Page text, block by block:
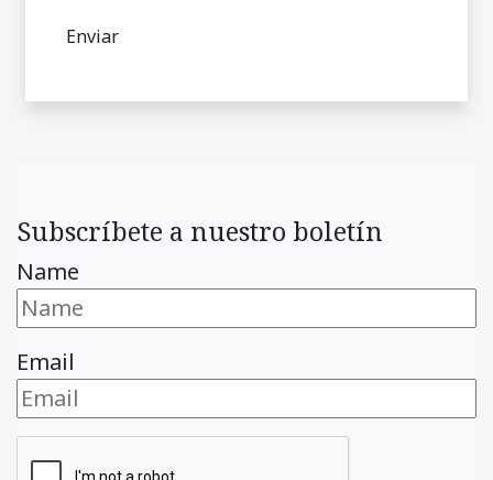
Subscríbete a nuestro boletín
Name
Email